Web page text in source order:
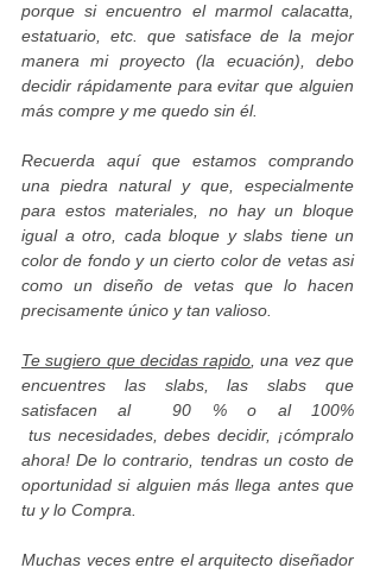
porque si encuentro el marmol calacatta,
estatuario, etc. que satisface de la mejor
manera mi proyecto (la ecuación), debo
decidir rápidamente para evitar que alguien
más compre y me quedo sin él.
Recuerda aquí que estamos comprando
una piedra natural y que, especialmente
para estos materiales, no hay un bloque
igual a otro, cada bloque y slabs tiene un
color de fondo y un cierto color de vetas asi
como un diseño de vetas que lo hacen
precisamente único y tan valioso.
Te sugiero que decidas rapido , una vez que
encuentres las slabs, las slabs que
satisfacen al 90 % o al 100%
tus necesidades, debes decidir, ¡cómpralo
ahora! De lo contrario, tendras un costo de
oportunidad si alguien más llega antes que
tu y lo Compra.
Muchas veces entre el arquitecto diseñador